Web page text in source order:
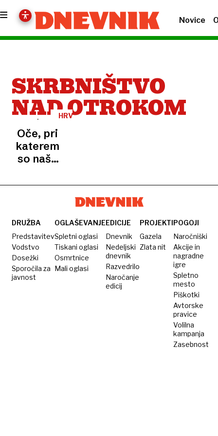
Novice
SKRBNIŠTVO
NAD OTROKOM
HRVAŠKA
Oče, pri
katerem
so našli
tisoče
otrok,
zahteva
skrbništvo
nad
osemletno
DRUŽBA
Predstavitev
Vodstvo
Dosežki
Sporočila za
javnost
OGLAŠEVANJE
Spletni oglasi
Tiskani oglasi
Osmrtnice
Mali oglasi
EDICIJE
Dnevnik
Nedeljski
dnevnik
Razvedrilo
Naročanje
edicij
PROJEKTI
Gazela
Zlata nit
POGOJI
Naročniški
Akcije in
nagradne
igre
Spletno
mesto
Piškotki
Avtorske
pravice
Volilna
kampanja
Zasebnost